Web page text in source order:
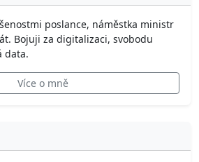
poslance, náměstka ministr
Bojuji za digitalizaci, svobodu
data.
Více o mně